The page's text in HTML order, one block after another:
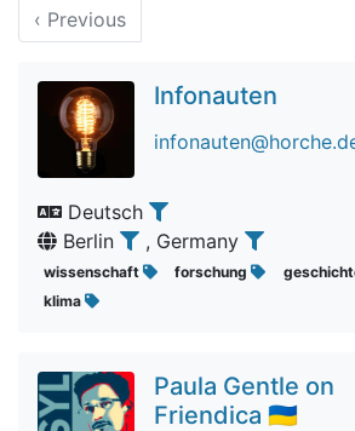
‹ Previous
Infonauten
Deutsch
Berlin
, Germany
wissenschaft forschung
klima
Paula Gentle on
Friendica 🇺🇦